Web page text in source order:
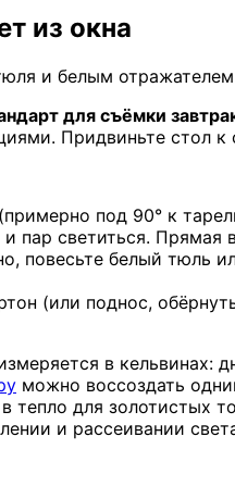
из окна
и белым отражателем
для съёмки
Придвиньте стол к
под 90° к
пар светиться.
повесьте белый тюль
(или поднос,
в кельвинах:
можно воссоздать
тепло для
и рассеивании